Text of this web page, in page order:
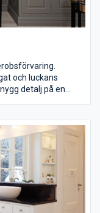
och luckans
detalj på en